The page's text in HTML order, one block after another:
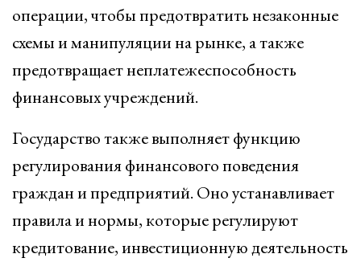
операции, чтобы предотвратить незаконные
схемы и манипуляции на рынке, а также
предотвращает неплатежеспособность
финансовых учреждений.
Государство также выполняет функцию
регулирования финансового поведения
граждан и предприятий. Оно устанавливает
правила и нормы, которые регулируют
кредитование, инвестиционную деятельность